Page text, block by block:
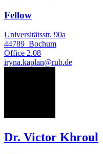
Fellow
Universitätsstr. 90a
44789 Bochum
Office 2.08
iryna.kaplan@rub.de
Dr. Victor Khroul